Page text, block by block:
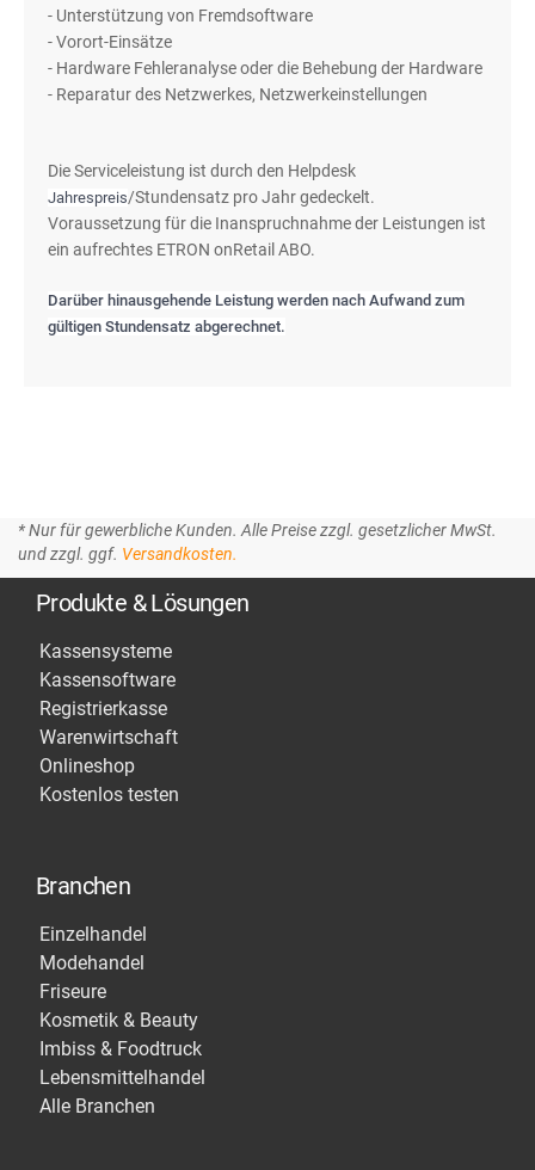
- Unterstützung von Fremdsoftware
- Vorort-Einsätze
- Hardware Fehleranalyse oder die Behebung der Hardware
- Reparatur des Netzwerkes, Netzwerkeinstellungen
Die Serviceleistung ist durch den Helpdesk
Jahrespreis/Stundensatz pro Jahr gedeckelt.
Voraussetzung für die Inanspruchnahme der Leistungen ist
ein aufrechtes ETRON onRetail ABO.
Darüber hinausgehende Leistung werden nach Aufwand zum
gültigen Stundensatz abgerechnet.
* Nur für gewerbliche Kunden. Alle Preise zzgl. gesetzlicher MwSt.
und zzgl. ggf. Versandkosten.
Produkte & Lösungen
Kassensysteme
Kassensoftware
Registrierkasse
Warenwirtschaft
Onlineshop
Kostenlos testen
Branchen
Einzelhandel
Modehandel
Friseure
Kosmetik & Beauty
Imbiss & Foodtruck
Lebensmittelhandel
Alle Branchen